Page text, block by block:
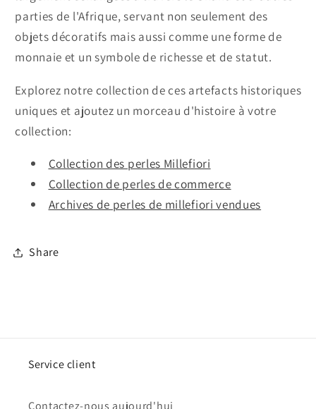
parties de l'Afrique, servant non seulement des
objets décoratifs mais aussi comme une forme de
monnaie et un symbole de richesse et de statut.
Explorez notre collection de ces artefacts historiques
uniques et ajoutez un morceau d'histoire à votre
collection:
Collection des perles Millefiori
Collection de perles de commerce
Archives de perles de millefiori vendues
Share
Service client
Contactez-nous aujourd'hui